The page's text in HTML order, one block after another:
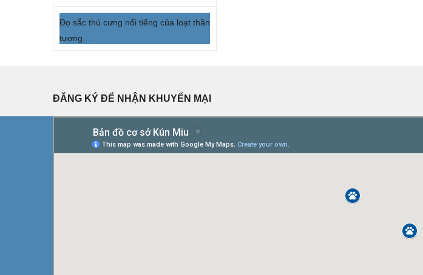
Đọ sắc thú cưng nổi tiếng của loạt thần
tượng...
ĐĂNG KÝ ĐỂ NHẬN KHUYẾN MẠI